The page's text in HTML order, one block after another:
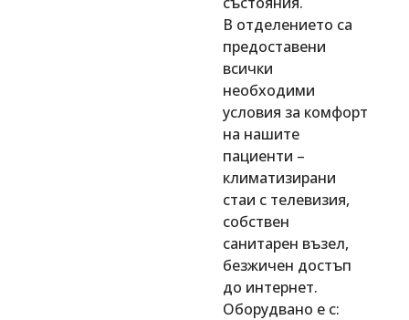
В отделението са
предоставени
всички
необходими
условия за комфорт
на нашите
пациенти –
климатизирани
стаи с телевизия,
собствен
санитарен възел,
безжичен достъп
до интернет.
Оборудвано е с: